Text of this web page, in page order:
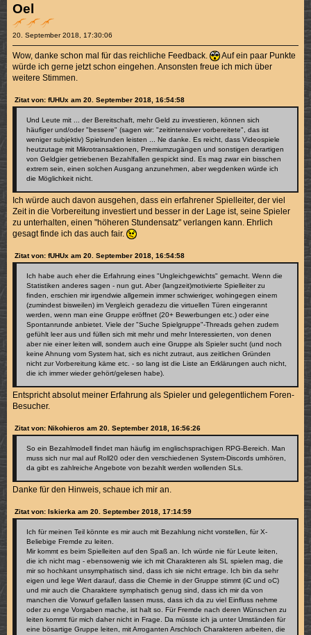
Oel
20. September 2018, 17:30:06
Wow, danke schon mal für das reichliche Feedback.
Auf ein paar Punkte
würde ich gerne jetzt schon eingehen. Ansonsten freue ich mich über
weitere Stimmen.
Zitat von: fUHUx am 20. September 2018, 16:54:58
Und Leute mit ... der Bereitschaft, mehr Geld zu investieren, können sich
häufiger und/oder "bessere" (sagen wir: "zeitintensiver vorbereitete", das ist
weniger subjektiv) Spielrunden leisten ... Ne danke. Es reicht, dass Videospiele
heutzutage mit Mikrotransaktionen, Premiumzugängen und sonstigen derartigen
von Geldgier getriebenen Bezahlfallen gespickt sind. Es mag zwar ein bisschen
extrem sein, einen solchen Ausgang anzunehmen, aber wegdenken würde ich
die Möglichkeit nicht.
Ich würde auch davon ausgehen, dass ein erfahrener Spielleiter, der viel
Zeit in die Vorbereitung investiert und besser in der Lage ist, seine Spieler
zu unterhalten, einen "höheren Stundensatz" verlangen kann. Ehrlich
gesagt finde ich das auch fair.
Zitat von: fUHUx am 20. September 2018, 16:54:58
Ich habe auch eher die Erfahrung eines "Ungleichgewichts" gemacht. Wenn die
Statistiken anderes sagen - nun gut. Aber (langzeit)motivierte Spielleiter zu
finden, erschien mir irgendwie allgemein immer schwieriger, wohingegen einem
(zumindest bisweilen) im Vergleich geradezu die virtuellen Türen eingerannt
werden, wenn man eine Gruppe eröffnet (20+ Bewerbungen etc.) oder eine
Spontanrunde anbietet. Viele der "Suche Spielgruppe"-Threads gehen zudem
gefühlt leer aus und füllen sich mit mehr und mehr Interessierten, von denen
aber nie einer leiten will, sondern auch eine Gruppe als Spieler sucht (und noch
keine Ahnung vom System hat, sich es nicht zutraut, aus zeitlichen Gründen
nicht zur Vorbereitung käme etc. - so lang ist die Liste an Erklärungen auch nicht,
die ich immer wieder gehört/gelesen habe).
Entspricht absolut meiner Erfahrung als Spieler und gelegentlichem Foren-
Besucher.
Zitat von: Nikohieros am 20. September 2018, 16:56:26
So ein Bezahlmodell findet man häufig im englischsprachigen RPG-Bereich. Man
muss sich nur mal auf Roll20 oder den verschiedenen System-Discords umhören,
da gibt es zahlreiche Angebote von bezahlt werden wollenden SLs.
Danke für den Hinweis, schaue ich mir an.
Zitat von: Iskierka am 20. September 2018, 17:14:59
Ich für meinen Teil könnte es mir auch mit Bezahlung nicht vorstellen, für X-
Beliebige Fremde zu leiten.
Mir kommt es beim Spielleiten auf den Spaß an. Ich würde nie für Leute leiten,
die ich nicht mag - ebensowenig wie ich mit Charakteren als SL spielen mag, die
mir so hochkant unsymphatisch sind, dass ich sie nicht ertrage. Ich bin da sehr
eigen und lege Wert darauf, dass die Chemie in der Gruppe stimmt (iC und oC)
und mir auch die Charaktere symphatisch genug sind, dass ich mir da von
manchen die Vorwurf gefallen lassen muss, dass ich da zu viel Einfluss nehme
oder zu enge Vorgaben mache, ist halt so. Für Fremde nach deren Wünschen zu
leiten kommt für mich daher nicht in Frage. Da müsste ich ja unter Umständen für
eine bösartige Gruppe leiten, mit Arroganten Arschloch Charakteren arbeiten, die